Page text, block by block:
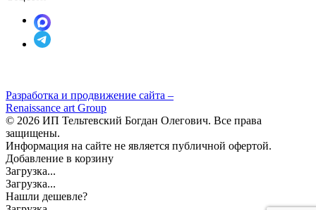
Разработка и продвижение сайта –
Renaissance art Group
© 2026 ИП Тельтевский Богдан Олегович. Все права
защищены.
Информация на сайте не является публичной офертой.
Добавление в корзину
Загрузка...
Загрузка...
Нашли дешевле?